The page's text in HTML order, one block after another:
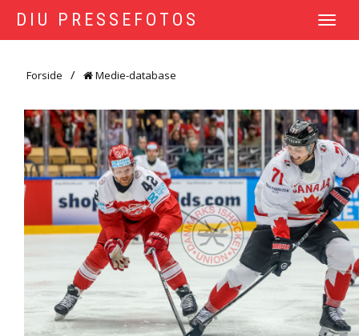
DIU PRESSEFOTOS
TOGGLE
Forside Medie-database